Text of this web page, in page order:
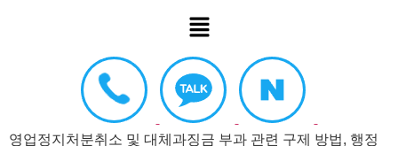
영업정지처분취소 및 대체과징금 부과 관련 구제 방법, 행정